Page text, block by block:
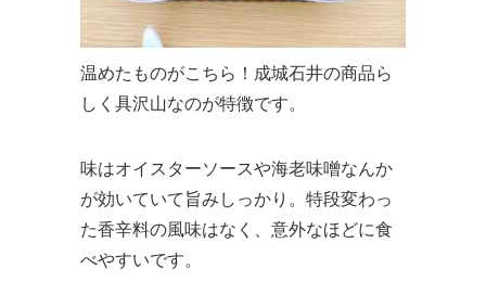
温めたものがこちら！成城石井の商品ら
しく具沢山なのが特徴です。
味はオイスターソースや海老味噌なんか
が効いていて旨みしっかり。特段変わっ
た香辛料の風味はなく、意外なほどに食
べやすいです。